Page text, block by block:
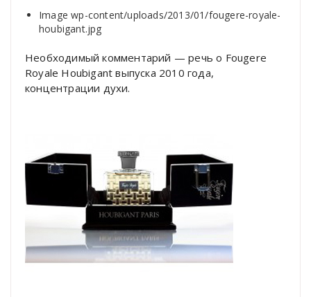
Image wp-content/uploads/2013/01/fougere-royale-
houbigant.jpg
Необходимый комментарий — речь о Fougere
Royale Houbigant выпуска 2010 года,
концентрации духи.